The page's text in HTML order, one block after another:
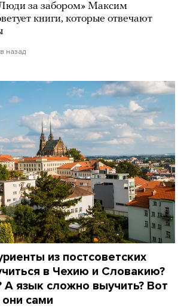
за забором» Максим
книги, которые отвечают
назад
из постсоветских
в Чехию и Словакию?
А язык сложно выучить? Вот
они сами